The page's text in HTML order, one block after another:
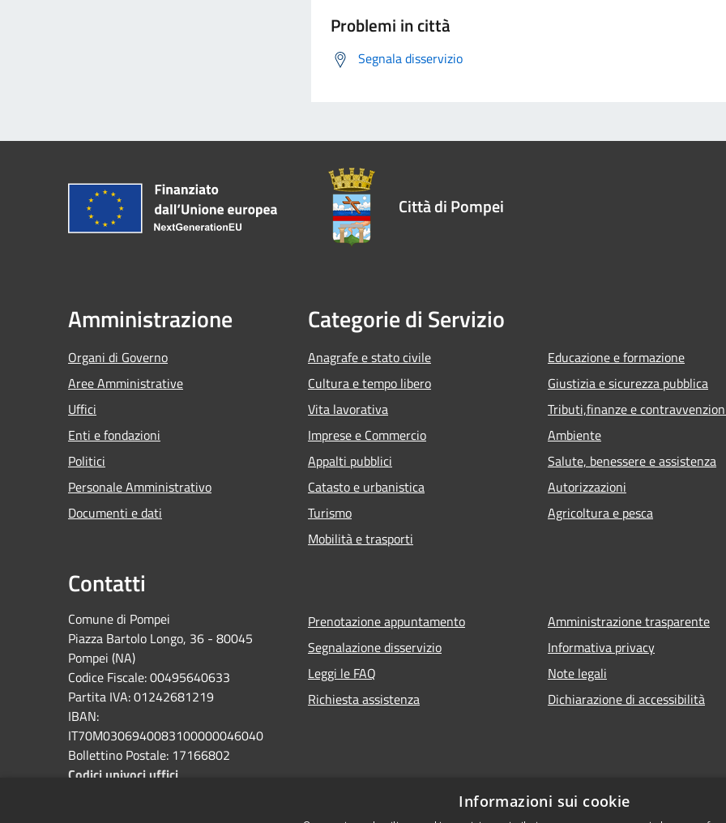
Problemi in città
Segnala disservizio
Città di Pompei
Amministrazione
Organi di Governo
Aree Amministrative
Uffici
Enti e fondazioni
Politici
Personale Amministrativo
Documenti e dati
Categorie di Servizio
Anagrafe e stato civile
Cultura e tempo libero
Vita lavorativa
Imprese e Commercio
Appalti pubblici
Catasto e urbanistica
Turismo
Mobilità e trasporti
Educazione e formazione
Giustizia e sicurezza pubblica
Tributi,finanze e
Ambiente
Salute, benessere e assistenza
Autorizzazioni
Agricoltura e pesca
Contatti
Comune di Pompei
Piazza Bartolo Longo, 36 - 80045
Pompei (NA)
Codice Fiscale: 00495640633
Partita IVA: 01242681219
IBAN:
IT70M0306940083100000046040
Bollettino Postale: 17166802
Codici univoci uffici
Prenotazione appuntamento
Segnalazione disservizio
Leggi le FAQ
Richiesta assistenza
Amministrazione trasparente
Informativa privacy
Note legali
Dichiarazione di accessibilità
Informazioni sui cookie